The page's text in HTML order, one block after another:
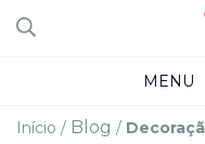
MENU
Início / Blog /